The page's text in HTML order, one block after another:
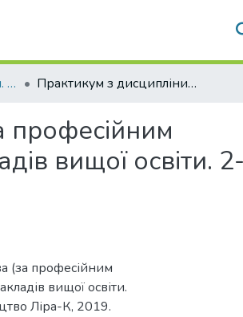
Підручники і посібники. Кафедра германської і української філології Практикум з дисципліни «Українська мова (за професійним спрямуванням)» для студентів аграрних закладів вищої освіти. 2-ге вид., доп. і переробл.
професійним
вищої освіти.
(за професійним
вищої освіти.
Ліра-К, 2019.